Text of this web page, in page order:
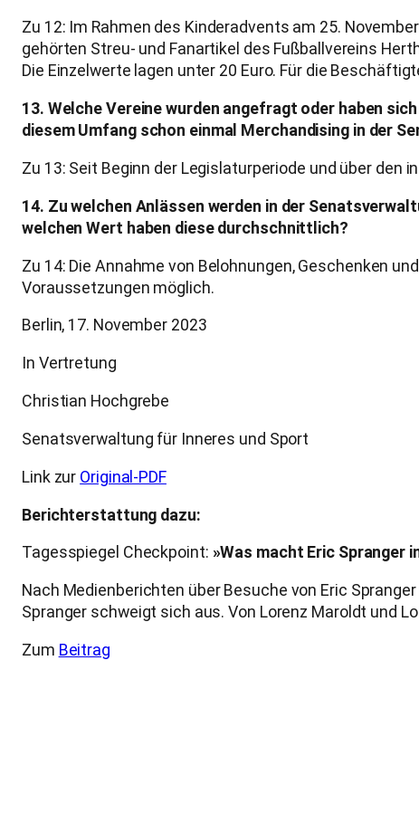
Zu 12: Im Rahmen des Kinderadvents am 25.
gehörten Streu- und Fanartikel des Fußballvereins
Die Einzelwerte lagen unter 20 Euro. Für die
13. Welche Vereine wurden angefragt oder haben
diesem Umfang schon einmal Merchandising in der
Zu 13: Seit Beginn der Legislaturperiode und über den
14. Zu welchen Anlässen werden in der
welchen Wert haben diese durchschnittlich?
Zu 14: Die Annahme von Belohnungen, Geschenken
Voraussetzungen möglich.
Berlin, 17. November 2023
In Vertretung
Christian Hochgrebe
Senatsverwaltung für Inneres und Sport
Link zur Original-PDF
Berichterstattung dazu:
Tagesspiegel Checkpoint: »Was macht Eric Spranger
Nach Medienberichten über Besuche von Eric
Spranger schweigt sich aus. Von Lorenz Maroldt und
Zum Beitrag